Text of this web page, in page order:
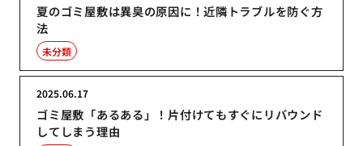
夏のゴミ屋敷は異臭の原因に！近隣トラブルを防ぐ方
法
未分類
ゴミ屋敷「あるある」！片付けてもすぐにリバウンド
してしまう理由
2025.06.17